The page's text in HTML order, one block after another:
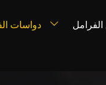
دواسات 